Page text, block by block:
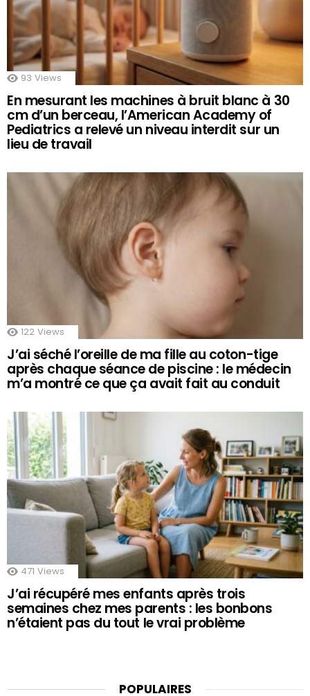
93 Views
En mesurant les machines à bruit blanc à 30
cm d’un berceau, l’American Academy of
Pediatrics a relevé un niveau interdit sur un
lieu de travail
122 Views
J’ai séché l’oreille de ma fille au coton-tige
après chaque séance de piscine : le médecin
m’a montré ce que ça avait fait au conduit
471 Views
J’ai récupéré mes enfants après trois
semaines chez mes parents : les bonbons
n’étaient pas du tout le vrai problème
POPULAIRES